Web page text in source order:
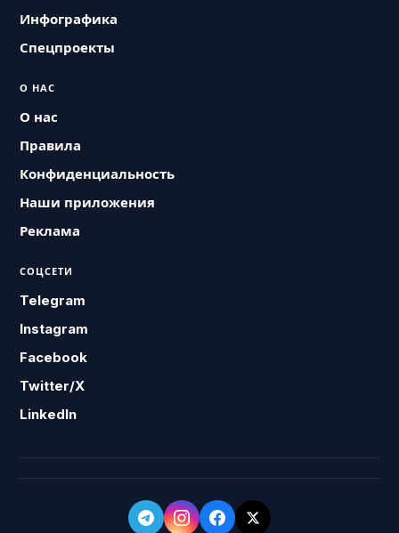
Инфографика
Спецпроекты
О НАС
О нас
Правила
Конфиденциальность
Наши приложения
Реклама
СОЦСЕТИ
Telegram
Instagram
Facebook
Twitter/X
LinkedIn